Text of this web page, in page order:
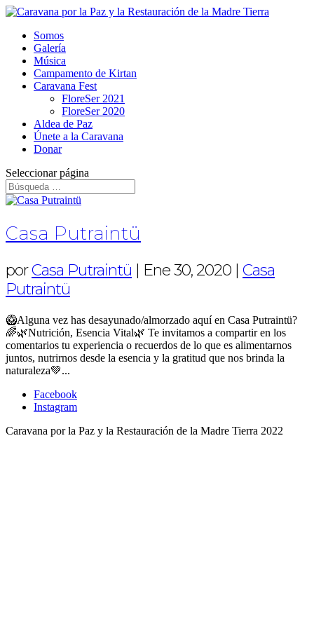
Somos
Galería
Música
Campamento de Kirtan
Caravana Fest
FloreSer 2021
FloreSer 2020
Aldea de Paz
Únete a la Caravana
Donar
Seleccionar página
Casa Putraintü
porCasa Putraintü | Ene 30, 2020 | Casa
Putraintü
🥝Alguna vez has desayunado/almorzado aquí en Casa Putraintü?
🌈🌿Nutrición, Esencia Vital🌿 Te invitamos a compartir en los
comentarios tu experiencia o recuerdos de lo que es alimentarnos
juntos, nutrirnos desde la esencia y la gratitud que nos brinda la
naturaleza💚...
Facebook
Instagram
Caravana por la Paz y la Restauración de la Madre Tierra 2022